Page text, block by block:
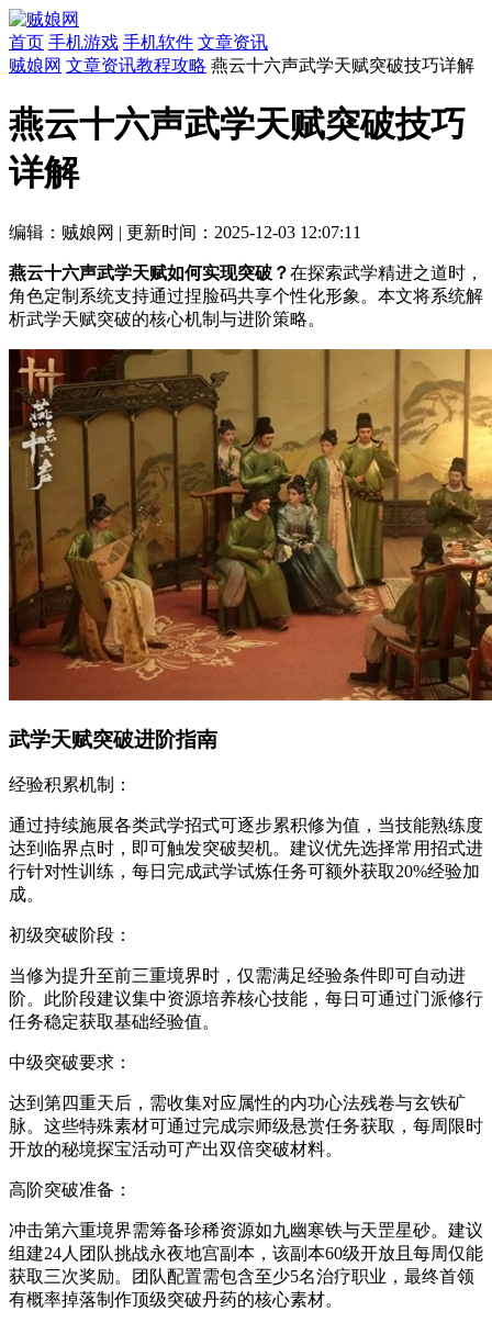
首页 手机游戏 手机软件 文章资讯
贼娘网 文章资讯教程攻略 燕云十六声武学天赋突破技巧详解
燕云十六声武学天赋突破技巧
详解
编辑：贼娘网 | 更新时间：2025-12-03 12:07:11
燕云十六声武学天赋如何实现突破？在探索武学精进之道时，
角色定制系统支持通过捏脸码共享个性化形象。本文将系统解
析武学天赋突破的核心机制与进阶策略。
武学天赋突破进阶指南
经验积累机制：
通过持续施展各类武学招式可逐步累积修为值，当技能熟练度
达到临界点时，即可触发突破契机。建议优先选择常用招式进
行针对性训练，每日完成武学试炼任务可额外获取20%经验加
成。
初级突破阶段：
当修为提升至前三重境界时，仅需满足经验条件即可自动进
阶。此阶段建议集中资源培养核心技能，每日可通过门派修行
任务稳定获取基础经验值。
中级突破要求：
达到第四重天后，需收集对应属性的内功心法残卷与玄铁矿
脉。这些特殊素材可通过完成宗师级悬赏任务获取，每周限时
开放的秘境探宝活动可产出双倍突破材料。
高阶突破准备：
冲击第六重境界需筹备珍稀资源如九幽寒铁与天罡星砂。建议
组建24人团队挑战永夜地宫副本，该副本60级开放且每周仅能
获取三次奖励。团队配置需包含至少5名治疗职业，最终首领
有概率掉落制作顶级突破丹药的核心素材。